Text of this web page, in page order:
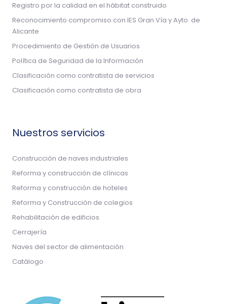
Registro por la calidad en el hábitat construido
Reconocimiento compromiso con IES Gran Vía y Ayto. de
Alicante
Procedimiento de Gestión de Usuarios
Política de Seguridad de la Información
Clasificación como contratista de servicios
Clasificación como contratista de obra
Nuestros servicios
Construcción de naves industriales
Reforma y construcción de clínicas
Reforma y construcción de hoteles
Reforma y Construcción de colegios
Rehabilitación de edificios
Cerrajería
Naves del sector de alimentación
Catálogo